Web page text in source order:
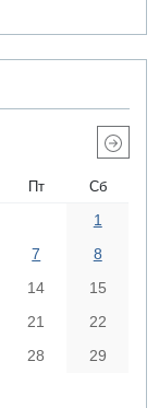
Пт Сб
1
7
8
14
15
21
22
28
29